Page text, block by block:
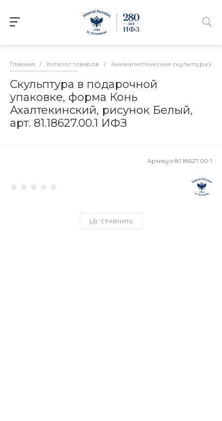
Главная / Каталог товаров / Анималистическая скульптура ИФЗ
Скульптура в подарочной
упаковке, форма Конь
Ахалтекинский, рисунок Белый,
арт. 81.18627.00.1 ИФЗ
Артикул 81.18627.00.1
СРАВНИТЬ